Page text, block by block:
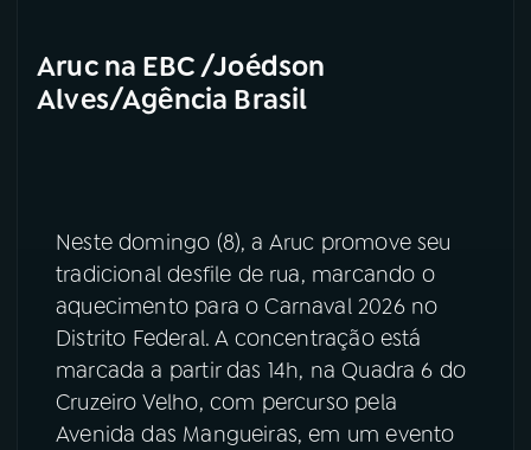
Aruc na EBC /Joédson
Alves/Agência Brasil
Neste domingo (8), a Aruc promove seu
tradicional desfile de rua, marcando o
aquecimento para o Carnaval 2026 no
Distrito Federal. A concentração está
marcada a partir das 14h, na Quadra 6 do
Cruzeiro Velho, com percurso pela
Avenida das Mangueiras, em um evento